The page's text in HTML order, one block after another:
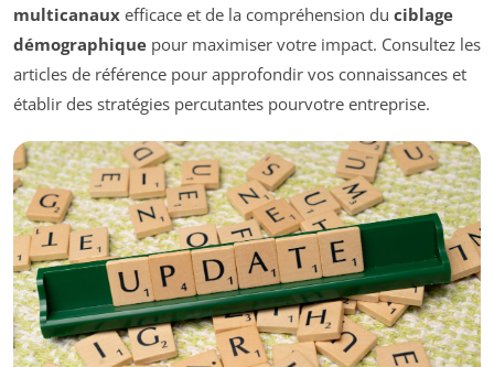
multicanaux efficace et de la compréhension du ciblage
démographique pour maximiser votre impact. Consultez les
articles de référence pour approfondir vos connaissances et
établir des stratégies percutantes pourvotre entreprise.